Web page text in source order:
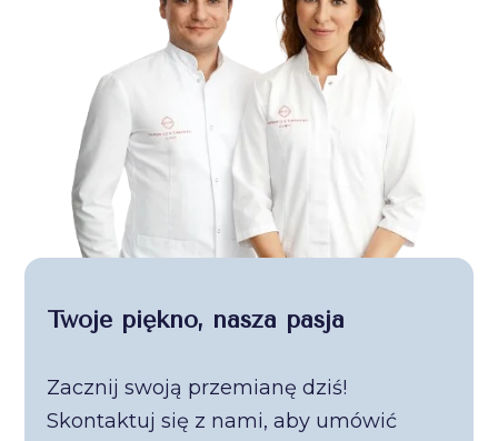
Twoje piękno, nasza pasja
Zacznij swoją przemianę dziś!
Skontaktuj się z nami, aby umówić